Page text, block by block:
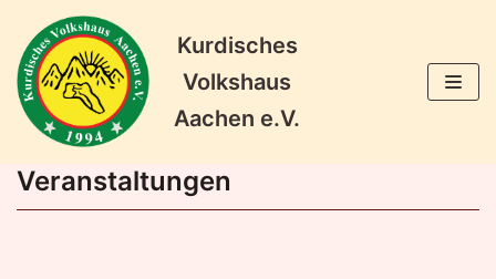
Zum
Inhalt
springen
Kurdisches
Volkshaus
Aachen e.V.
Veranstaltungen